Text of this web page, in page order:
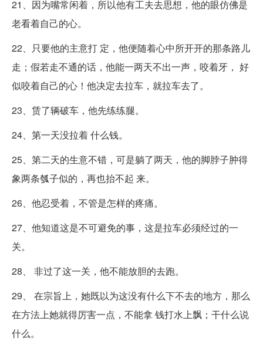
21、因为嘴常闲着，所以他有工夫去思想，他的眼仿佛是
老看着自己的心。
22、只要他的主意打 定，他便随着心中所开开的那条路儿
走；假若走不通的话，他能一两天不出一声，咬着牙， 好
似咬着自己的心！他决定去拉车，就拉车去了。
23、赁了辆破车，他先练练腿。
24、第一天没拉着 什么钱。
25、第二天的生意不错，可是躺了两天，他的脚脖子肿得
象两条瓠子似的，再也抬不起 来。
26、他忍受着，不管是怎样的疼痛。
27、他知道这是不可避免的事，这是拉车必须经过的一
关。
28、 非过了这一关，他不能放胆的去跑。
29、 在宗旨上，她既以为这没有什么下不去的地方，那么
在方法上她就得厉害一点，不能拿 钱打水上飘；干什么说
什么。